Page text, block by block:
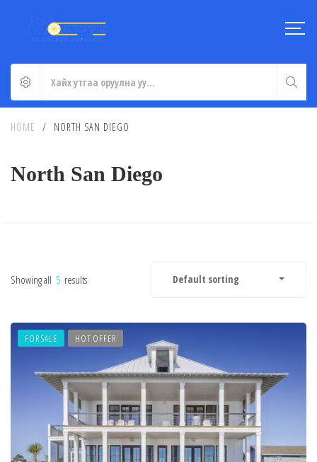
North San Diego
HOME / NORTH SAN DIEGO
Showing all 5 results Default sorting
FOR SALE HOT OFFER